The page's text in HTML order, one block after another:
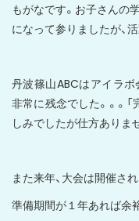
もがなです。お子さんの
になって参りましたが、
丹波篠山ABCはアイラ
非常に残念でした。。。
しみでしたが仕方ありま
また来年、大会は開催さ
準備期間が１年あれば余